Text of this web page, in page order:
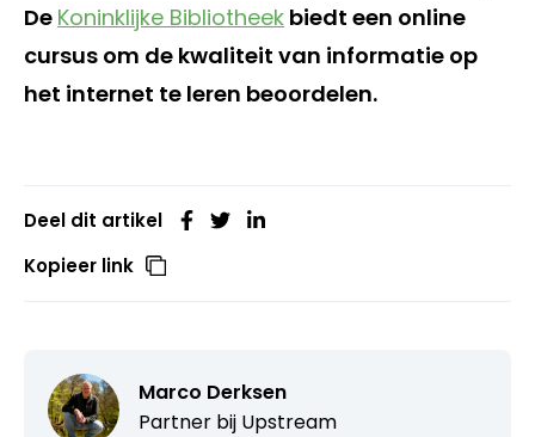
De Koninklijke Bibliotheek biedt een online
cursus om de kwaliteit van informatie op
het internet te leren beoordelen.
Deel dit artikel
Kopieer link
Marco Derksen
Partner bij Upstream